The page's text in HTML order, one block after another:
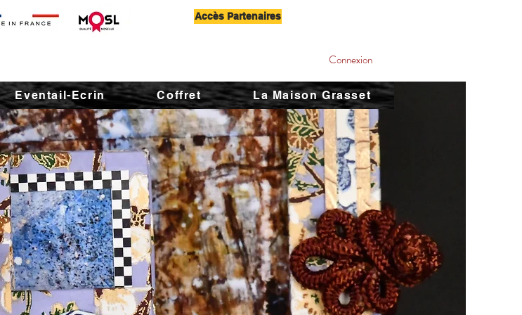
Accès Partenaires
Connexion
Eventail-Ecrin Coffret La Maison Grasset